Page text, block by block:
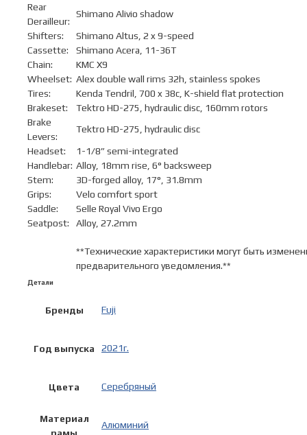
Rear
Derailleur:
Shimano Alivio shadow
Shifters:
Shimano Altus, 2 x 9-speed
Cassette:
Shimano Acera, 11-36T
Chain:
KMC X9
Wheelset: Alex double wall rims 32h, stainless spokes
Tires:
Kenda Tendril, 700 x 38c, K-shield flat protection
Brakeset:
Tektro HD-275, hydraulic disc, 160mm rotors
Brake
Levers:
Tektro HD-275, hydraulic disc
Headset:
1-1/8” semi-integrated
Handlebar: Alloy, 18mm rise, 6° backsweep
Stem:
3D-forged alloy, 17°, 31.8mm
Grips:
Velo comfort sport
Saddle:
Selle Royal Vivo Ergo
Seatpost:
Alloy, 27.2mm
**Технические характеристики могут быть
предварительного уведомления.**
Детали
Бренды Fuji
Год выпуска 2021г.
Цвета Серебряный
Материал
Алюминий